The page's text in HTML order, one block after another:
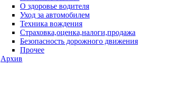
О здоровье водителя
Уход за автомобилем
Техника вождения
Страховка,оценка,налоги,продажа
Безопасность дорожного движения
Прочее
Архив